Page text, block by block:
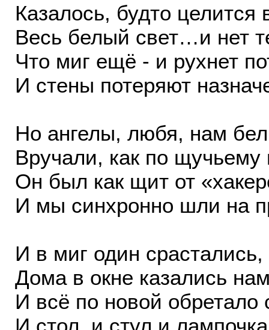
Казалось, будто целится
Весь белый свет…и нет
Что миг ещё - и рухнет
И стены потеряют
Но ангелы, любя, нам
Вручали, как по щучьему
Он был как щит от
И мы синхронно шли на
И в миг один
Дома в окне казались
И всё по новой обретало
И стол, и стул и